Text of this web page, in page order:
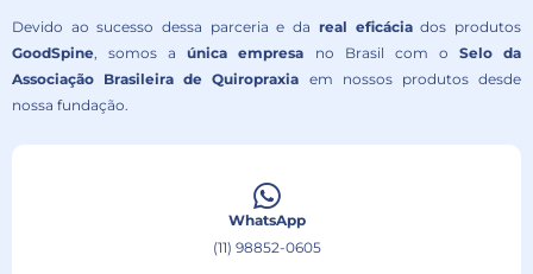
Devido ao sucesso dessa parceria e da real eficáciados produtos
GoodSpine, somos aúnica empresa no Brasil com o Selo da
Associação Brasileira de Quiropraxia em nossos produtos desde
nossa fundação.
WhatsApp
(11) 98852-0605